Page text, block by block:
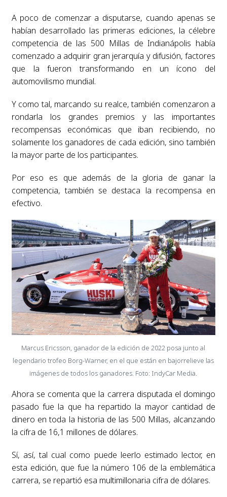
A poco de comenzar a disputarse, cuando apenas se
habían desarrollado las primeras ediciones, la célebre
competencia de las 500 Millas de Indianápolis había
comenzado a adquirir gran jerarquía y difusión, factores
que la fueron transformando en un ícono del
automovilismo mundial.
Y como tal, marcando su realce, también comenzaron a
rondarla los grandes premios y las importantes
recompensas económicas que iban recibiendo, no
solamente los ganadores de cada edición, sino también
la mayor parte de los participantes.
Por eso es que además de la gloria de ganar la
competencia, también se destaca la recompensa en
efectivo.
Marcus Ericsson, ganador de la edición de 2022 posa junto al
legendario trofeo Borg-Warner, en el que están en bajorrelieve las
imágenes de todos los ganadores. Foto: IndyCar Media.
Ahora se comenta que la carrera disputada el domingo
pasado fue la que ha repartido la mayor cantidad de
dinero en toda la historia de las 500 Millas, alcanzando
la cifra de 16,1 millones de dólares.
Sí, así, tal cual como puede leerlo estimado lector, en
esta edición, que fue la número 106 de la emblemática
carrera, se repartió esa multimillonaria cifra de dólares.